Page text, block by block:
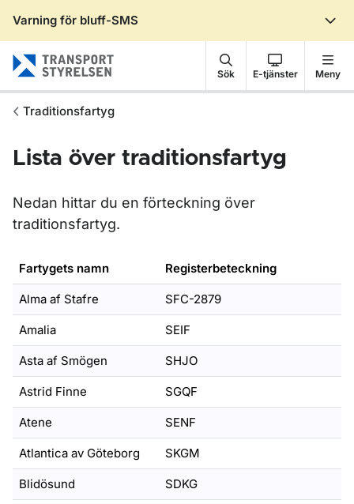
Varning för bluff-SMS
Sök E-tjänster Meny
Traditionsfartyg
Lista över traditionsfartyg
Nedan hittar du en förteckning över
traditionsfartyg.
Fartygets namn Registerbeteckning
Alma af Stafre SFC-2879
Amalia SEIF
Asta af Smögen SHJO
Astrid Finne SGQF
Atene SENF
Atlantica av Göteborg SKGM
Blidösund SDKG